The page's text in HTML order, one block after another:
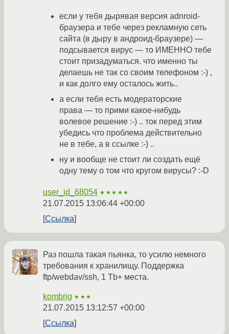
если у тебя дырявая версия adnroid-
браузера и тебе через рекламную сеть
сайта (в дыру в андроид-браузере) —
подсывается вирус — то ИМЕННО тебе
стоит призадуматься. что именно ты
делаешь не так со своим телефоном :-) ,
и как долго ему осталось жить..
а если тебя есть модераторские
права — то прими какое-нибудь
волевое решение :-) .. ток перед этим
убедись что проблема действительно
не в тебе, а в ссылке :-) ..
ну и вообще не стоит ли создать ещё
одну тему о том что кругом вирусы? :-D
user_id_68054 ★★★★★
21.07.2015 13:06:44 +00:00
Ссылка
Раз пошла такая пьянка, то усилю немного
требования к хранилищу. Поддержка
ftp/webdav/ssh, 1 Tb+ места.
kombrig ★★★
21.07.2015 13:12:57 +00:00
Ссылка